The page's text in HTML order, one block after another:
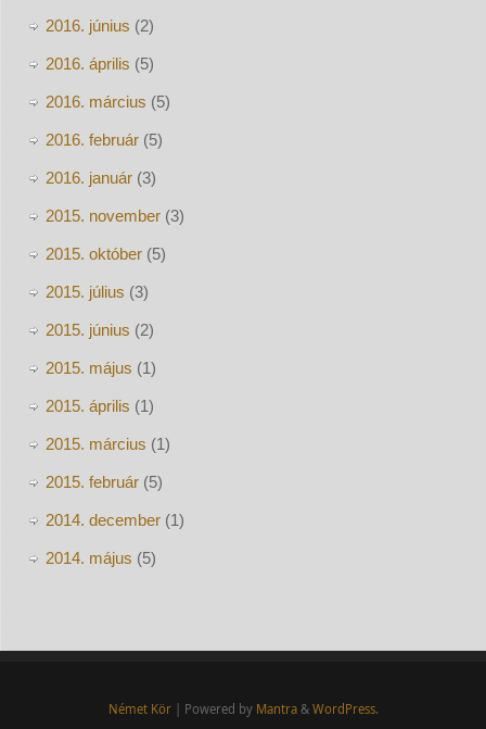
2016. június (2)
2016. április (5)
2016. március (5)
2016. február(5)
2016. január(3)
2015. november(3)
2015. október(5)
2015. július (3)
2015. június (2)
2015. május (1)
2015. április (1)
2015. március (1)
2015. február(5)
2014. december(1)
2014. május (5)
Német Kör| Powered by Mantra& WordPress.